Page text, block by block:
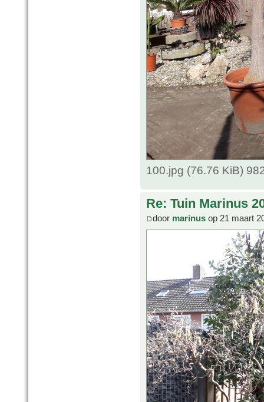
100.jpg (76.76 KiB)
Re: Tuin Marinus
door marinus op 21 maart